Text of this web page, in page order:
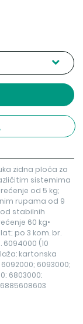
zidna ploča za
sistemima
od 5 kg;
rupama od 9
stabilnih
60 kg•
po 3 kom. br.
6094000 (10
kartonska
6093000;
6803000;